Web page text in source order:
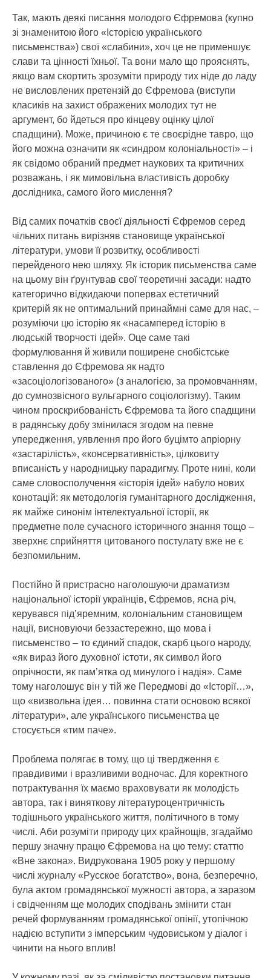
Так, мають деякі писання молодого Єфремова (купно
зі знаменитою його «Історією українського
письменства») свої «слабини», хоч це не применшує
слави та цінності їхньої. Та вони мало що прояснять,
якщо вам скортить зрозуміти природу тих ніде до ладу
не висловлених претензій до Єфремова (виступи
класиків на захист ображених молодих тут не
аргумент, бо йдеться про кінцеву оцінку цілої
спадщини). Може, причиною є те своєрідне тавро, що
його можна означити як «синдром колоніальності» – і
як свідомо обраний предмет наукових та критичних
розважань, і як мимовільна властивість доробку
дослідника, самого його мислення?
Від самих початків своєї діяльності Єфремов серед
чільних питань вирізняв становище української
літератури, умови її розвитку, особливості
перейденого нею шляху. Як історик письменства саме
на цьому він ґрунтував свої теоретичні засади: надто
категорично відкидаючи попервах естетичний
критерій як не оптимальний принаймні саме для нас, –
розуміючи цю історію як «насамперед історію в
людській творчості ідей». Оце саме такі
формулювання й живили поширене снобістське
ставлення до Єфремова як надто
«засоціологізованого» (з аналогією, за промовчанням,
до сумнозвісного вульгарного соціологізму). Таким
чином проскрибованість Єфремова та його спадщини
в радянську добу змінилася згодом на певне
упередження, уявлення про його буцімто апріорну
«застарілість», «консервативність», цілковиту
вписаність у народницьку парадигму. Проте нині, коли
саме словосполучення «історія ідей» набуло нових
конотацій: як методологія гуманітарного дослідження,
як майже синонім інтелектуальної історії, як
предметне поле сучасного історичного знання тощо –
зверхнє сприйняття цитованого постулату вже не є
безпомильним.
Постійно й пристрасно наголошуючи драматизм
національної історії українців, Єфремов, ясна річ,
керувався під’яремним, колоніальним становищем
нації, висновуючи беззастережно, що мова і
письменство – то єдиний спадок, скарб цього народу,
«як вираз його духовної істоти, як символ його
опрічности, як пам’ятка од минулого і надія». Саме
тому наголошує він у тій же Передмові до «Історії…»,
що «визвольна ідея… повинна стати основою всякої
літератури», але українського письменства це
стосується «тим паче».
Проблема полягає в тому, що ці твердження є
правдивими і вразливими водночас. Для коректного
потрактування їх маємо враховувати як молодість
автора, так і виняткову літературоцентричність
тодішнього українського життя, політичного в тому
числі. Аби розуміти природу цих крайнощів, згадаймо
першу значну працю Єфремова на цю тему: статтю
«Вне закона». Видрукована 1905 року у першому
числі журналу «Русское богатство», вона, безперечно,
була актом громадянської мужності автора, а заразом
і свідченням ще молодих сподівань змінити стан
речей формуванням громадянської опінії, утопічною
надією вступити з імперським чудовиськом у діалог і
чинити на нього вплив!